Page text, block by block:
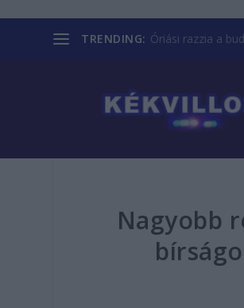
TRENDING: Óriási razzia a
Nagyobb